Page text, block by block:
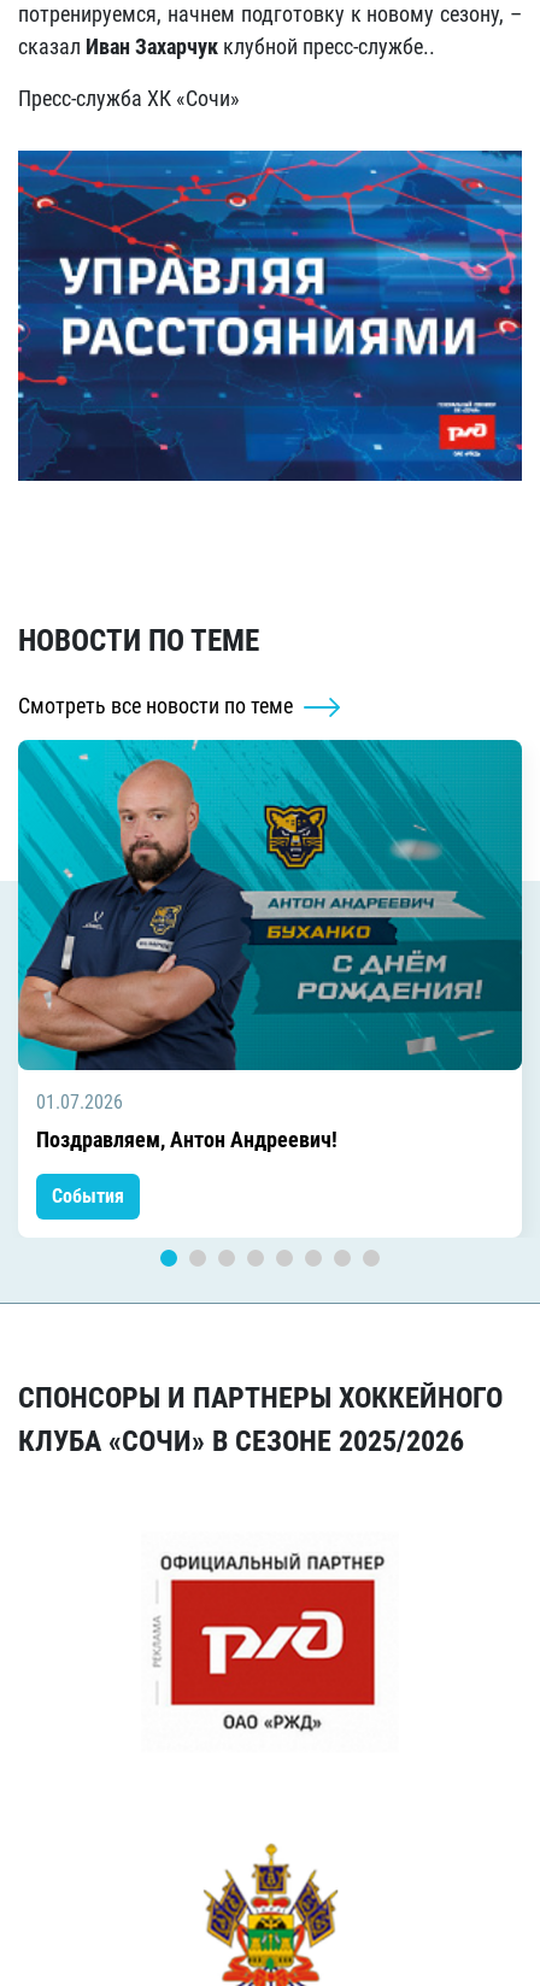
потренируемся, начнем подготовку к новому сезону, –
сказал Иван Захарчук клубной пресс-службе..
Пресс-служба ХК «Сочи»
НОВОСТИ ПО ТЕМЕ
Смотреть все новости по теме
01.07.2026
Поздравляем, Антон Андреевич!
События
СПОНСОРЫ И ПАРТНЕРЫ ХОККЕЙНОГО
КЛУБА «СОЧИ» В СЕЗОНЕ 2025/2026